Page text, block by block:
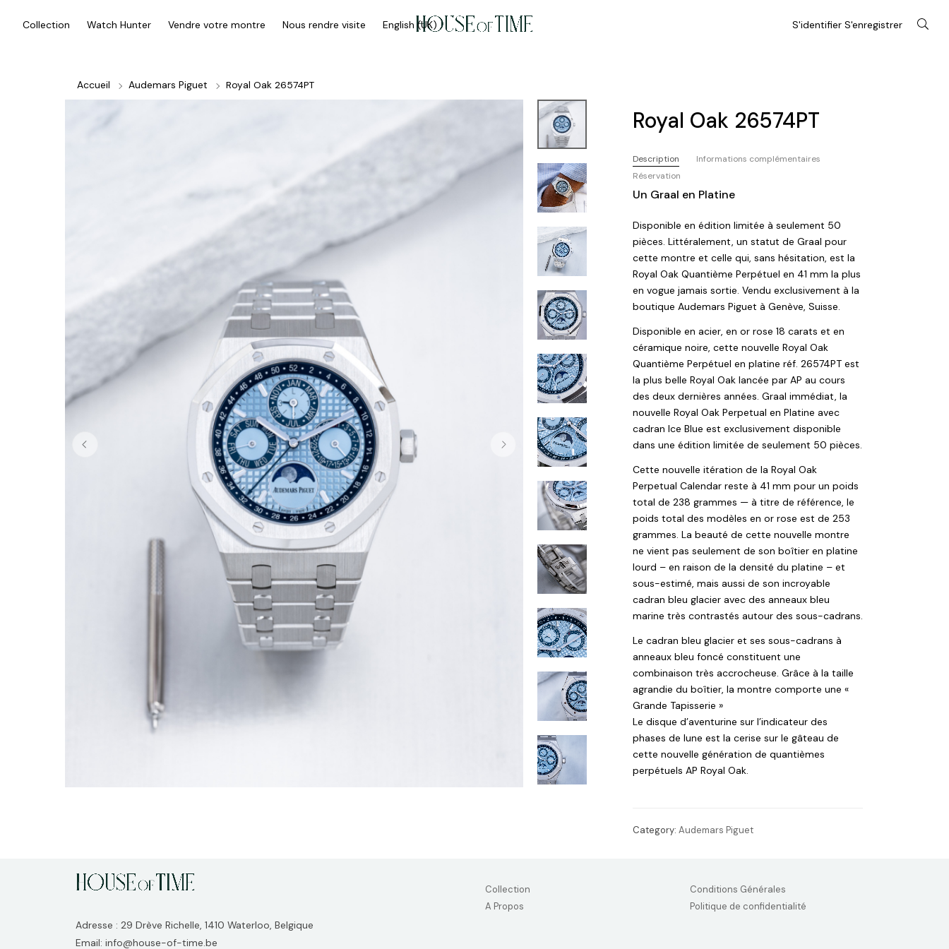
S'identifier S'enregistrer
Collection Watch Hunter Vendre votre montre Nous rendre visite English (UK)
Accueil Audemars Piguet Royal Oak 26574PT
Royal Oak 26574PT
Description
Informations complémentaires
Réservation
Un Graal en Platine
Disponible en édition limitée à seulement 50
pièces. Littéralement, un statut de Graal pour
cette montre et celle qui, sans hésitation, est la
Royal Oak Quantième Perpétuel en 41 mm la plus
en vogue jamais sortie. Vendu exclusivement à la
boutique Audemars Piguet à Genève, Suisse.
Disponible en acier, en or rose 18 carats et en
céramique noire, cette nouvelle Royal Oak
Quantième Perpétuel en platine réf. 26574PT est
la plus belle Royal Oak lancée par AP au cours
des deux dernières années. Graal immédiat, la
nouvelle Royal Oak Perpetual en Platine avec
cadran Ice Blue est exclusivement disponible
dans une édition limitée de seulement 50 pièces.
Cette nouvelle itération de la Royal Oak
Perpetual Calendar reste à 41 mm pour un poids
total de 238 grammes — à titre de référence, le
poids total des modèles en or rose est de 253
grammes. La beauté de cette nouvelle montre
ne vient pas seulement de son boîtier en platine
lourd – en raison de la densité du platine – et
sous-estimé, mais aussi de son incroyable
cadran bleu glacier avec des anneaux bleu
marine très contrastés autour des sous-cadrans.
Le cadran bleu glacier et ses sous-cadrans à
anneaux bleu foncé constituent une
combinaison très accrocheuse. Grâce à la taille
agrandie du boîtier, la montre comporte une «
Grande Tapisserie »
Le disque d’aventurine sur l’indicateur des
phases de lune est la cerise sur le gâteau de
cette nouvelle génération de quantièmes
perpétuels AP Royal Oak.
Category: Audemars Piguet
Adresse : 29 Drève Richelle, 1410 Waterloo, Belgique
Email: info@house-of-time.be
Collection
A Propos
Conditions Générales
Politique de confidentialité